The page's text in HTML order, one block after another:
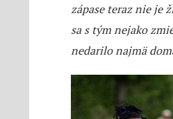
zápase teraz nie je
sa s tým nejako
nedarilo najmä